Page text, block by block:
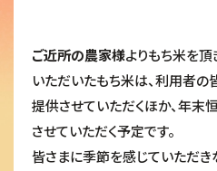
ご近所の農家様よりもち米を頂
いただいたもち米は、利用者の
提供させていただくほか、年末
させていただく予定です。
皆さまに季節を感じていただき